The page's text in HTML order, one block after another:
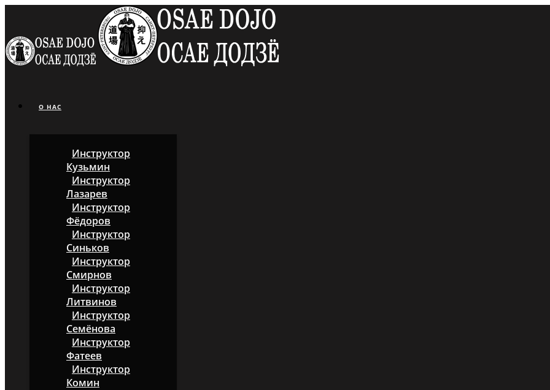
О НАС
Инструктор
Кузьмин
Инструктор
Лазарев
Инструктор
Фёдоров
Инструктор
Синьков
Инструктор
Смирнов
Инструктор
Литвинов
Инструктор
Семёнова
Инструктор
Фатеев
Инструктор
Комин